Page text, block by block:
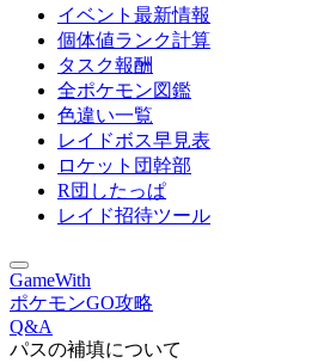
イベント最新情報
個体値ランク計算
タスク報酬
全ポケモン図鑑
色違い一覧
レイドボス早見表
ロケット団幹部
R団したっぱ
レイド招待ツール
GameWith
ポケモンGO攻略
Q&A
パスの補填について